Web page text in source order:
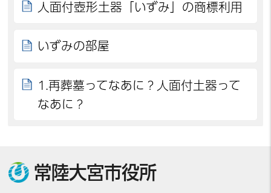
人面付壺形土器「いずみ」の商標利用
いずみの部屋
1.再葬墓ってなあに？人面付土器って
なあに？
常陸大宮市役所